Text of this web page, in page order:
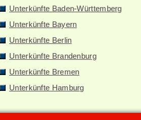
Unterkünfte Baden-Württemberg
Unterkünfte Bayern
Unterkünfte Berlin
Unterkünfte Brandenburg
Unterkünfte Bremen
Unterkünfte Hamburg